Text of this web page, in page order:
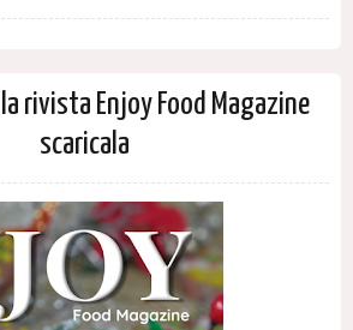
rivista Enjoy Food Magazine
scaricala